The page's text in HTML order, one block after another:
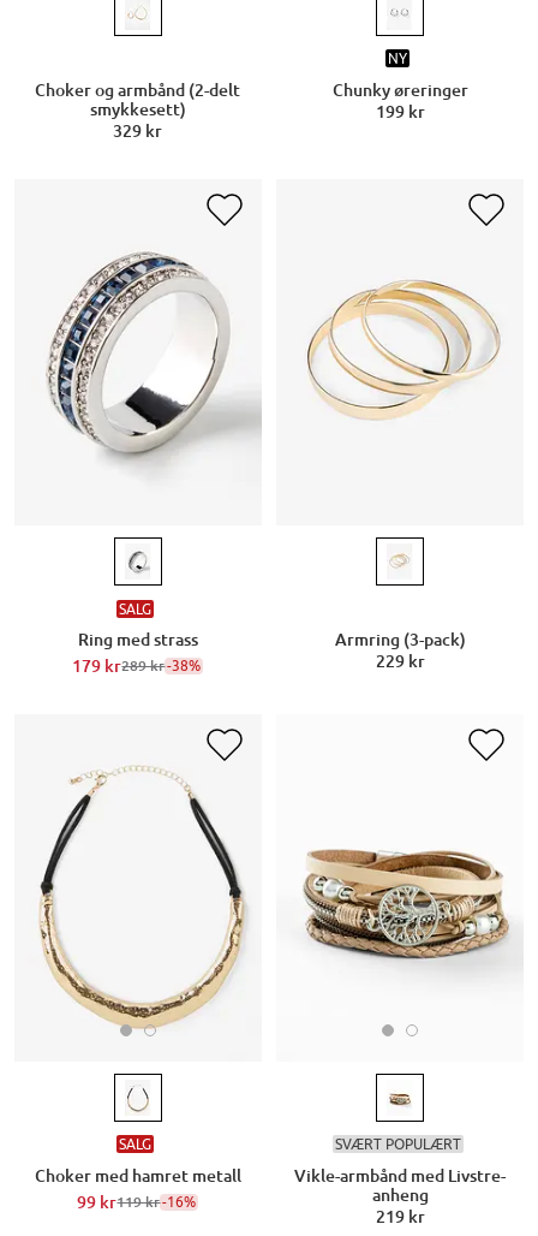
Choker og armbånd (2-delt
smykkesett)
329 kr
NY
Chunky øreringer
199 kr
SALG
Ring med strass
179 kr289 kr-38%
Armring (3-pack)
229 kr
SALG
Choker med hamret metall
99 kr119 kr-16%
SVÆRT POPULÆRT
Vikle-armbånd med Livstre-
anheng
219 kr